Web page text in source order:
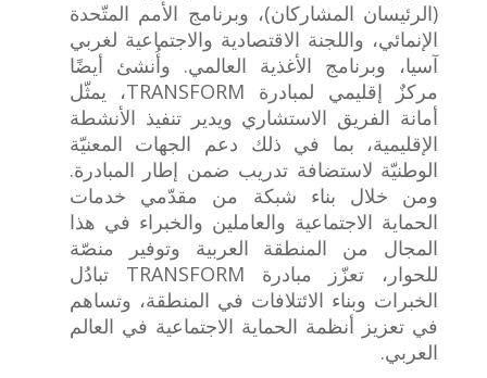
(الرئيسان المشاركان)، وبرنامج الأمم المتّحدة
الإنمائي، واللجنة الاقتصادية والاجتماعية لغربي
آسيا، وبرنامج الأغذية العالمي. وأُنشئ أيضًا
مركزٌ إقليمي لمبادرة TRANSFORM، يمثّل
أمانة الفريق الاستشاري ويدير تنفيذ الأنشطة
الإقليمية، بما في ذلك دعم الجهات المعنيّة
الوطنيّة لاستضافة تدريب ضمن إطار المبادرة.
ومن خلال بناء شبكة من مقدّمي خدمات
الحماية الاجتماعية والعاملين والخبراء في هذا
المجال من المنطقة العربية وتوفير منصّة
للحوار، تعزّز مبادرة TRANSFORM تبادُل
الخبرات وبناء الائتلافات في المنطقة، وتساهم
في تعزيز أنظمة الحماية الاجتماعية في العالم
العربي.